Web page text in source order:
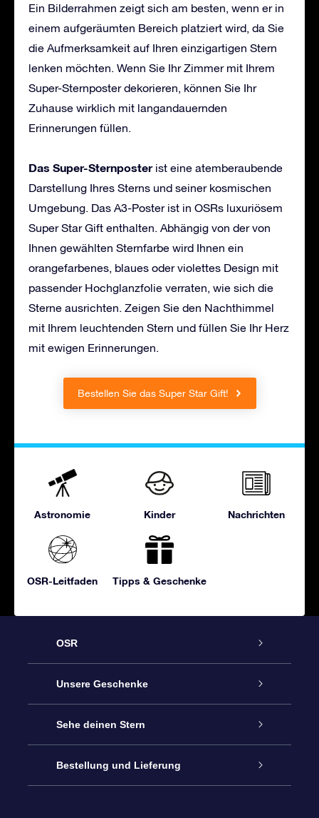
Ein Bilderrahmen zeigt sich am besten, wenn er in
einem aufgeräumten Bereich platziert wird, da Sie
die Aufmerksamkeit auf Ihren einzigartigen Stern
lenken möchten. Wenn Sie Ihr Zimmer mit Ihrem
Super-Sternposter dekorieren, können Sie Ihr
Zuhause wirklich mit langandauernden
Erinnerungen füllen.
Das Super-Sternposterist eine atemberaubende
Darstellung Ihres Sterns und seiner kosmischen
Umgebung. Das A3-Poster ist in OSRs luxuriösem
Super Star Gift enthalten. Abhängig von der von
Ihnen gewählten Sternfarbe wird Ihnen ein
orangefarbenes, blaues oder violettes Design mit
passender Hochglanzfolie verraten, wie sich die
Sterne ausrichten. Zeigen Sie den Nachthimmel
mit Ihrem leuchtenden Stern und füllen Sie Ihr Herz
mit ewigen Erinnerungen.
Bestellen Sie das Super Star Gift!
Astronomie Kinder Nachrichten
OSR-Leitfaden Tipps & Geschenke
OSR
Service
Kontakt
Blog
Unsere Geschenke
Sterne schenken
OSR-Geschenkpaket
Sehe deinen Stern
Sternregister
Bestellung und Lieferung